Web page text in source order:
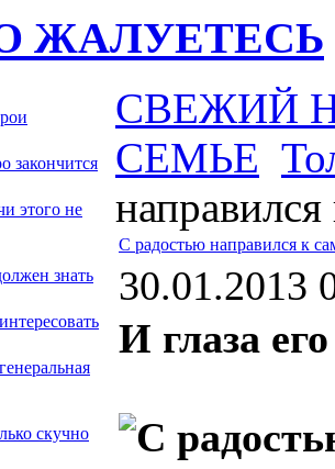
ЖАЛУЕТЕСЬ
закончится
этого не
знать
скучно
СВЕЖИЙ
СЕМЬЕ
С радостью направился к
30.01.2013
И глаза